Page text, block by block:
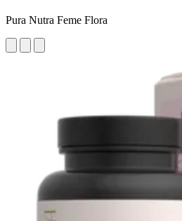
Pura Nutra Feme Flora